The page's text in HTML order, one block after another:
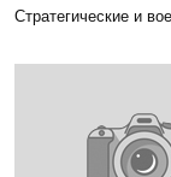
Стратегические и